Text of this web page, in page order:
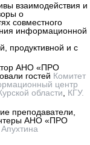
взаимодействия и
о
совместного
информационной
продуктивной и с
АНО «ПРО
гостей Комитет
центр
области
КГУ.
преподаватели,
АНО «ПРО